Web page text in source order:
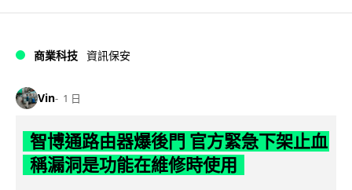
商業科技 資訊保安
Vin 1 日
智博通路由器爆後門 官方緊急下架止血
稱漏洞是功能在維修時使用